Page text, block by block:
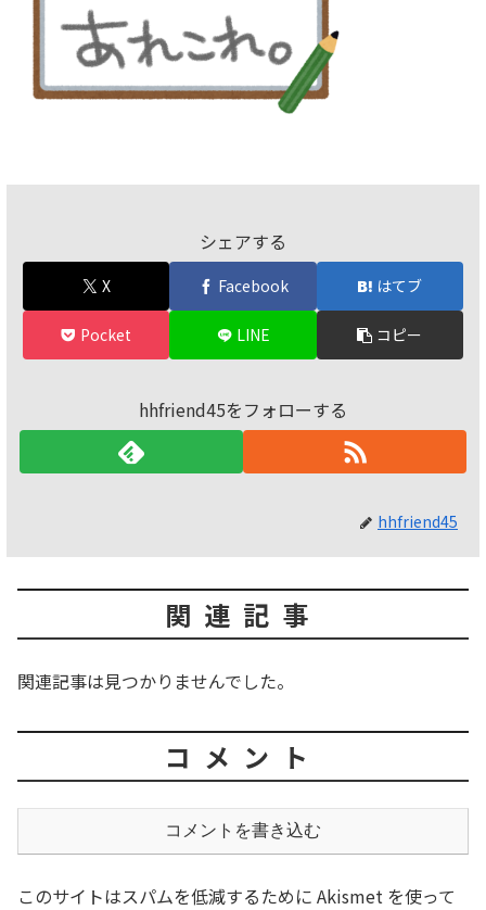
シェアする
X Facebook はてブ
Pocket LINE コピー
hhfriend45をフォローする
hhfriend45
関連記事
関連記事は見つかりませんでした。
コメント
コメントを書き込む
このサイトはスパムを低減するために Akismet を使って